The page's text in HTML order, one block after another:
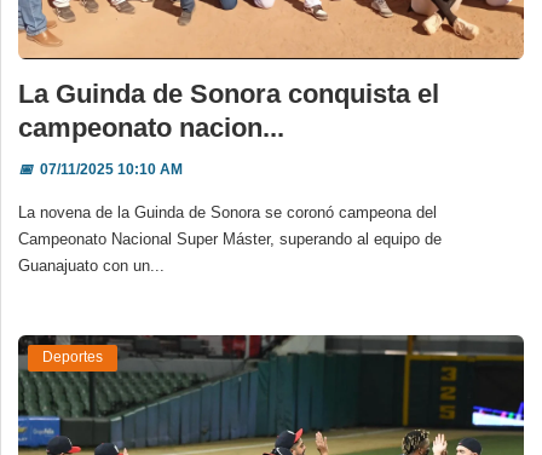
La Guinda de Sonora conquista el
campeonato nacion...
📅07/11/2025 10:10 AM
La novena de la Guinda de Sonora se coronó campeona del
Campeonato Nacional Super Máster, superando al equipo de
Guanajuato con un...
Deportes